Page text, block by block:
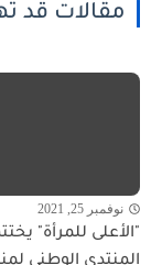
مقالات قد
نوفمبر 25, 2021
"الأعلى للمرأة"